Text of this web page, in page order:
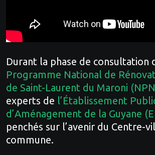
Durant la phase de consultation
Programme National de
de Saint-Laurent du Maroni
experts de l’Établissement
d’Aménagement de la Guyane
penchés sur l’avenir du Centre-
commune.